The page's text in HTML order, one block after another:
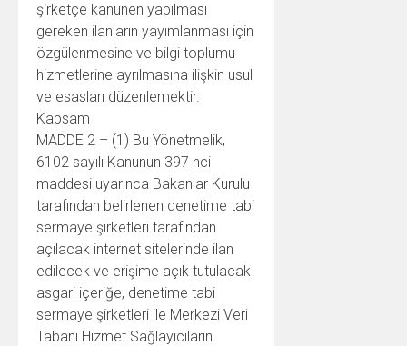
şirketçe kanunen yapılması
gereken ilanların yayımlanması için
özgülenmesine ve bilgi toplumu
hizmetlerine ayrılmasına ilişkin usul
ve esasları düzenlemektir.
Kapsam
MADDE 2 – (1) Bu Yönetmelik,
6102 sayılı Kanunun 397 nci
maddesi uyarınca Bakanlar Kurulu
tarafından belirlenen denetime tabi
sermaye şirketleri tarafından
açılacak internet sitelerinde ilan
edilecek ve erişime açık tutulacak
asgari içeriğe, denetime tabi
sermaye şirketleri ile Merkezi Veri
Tabanı Hizmet Sağlayıcıların